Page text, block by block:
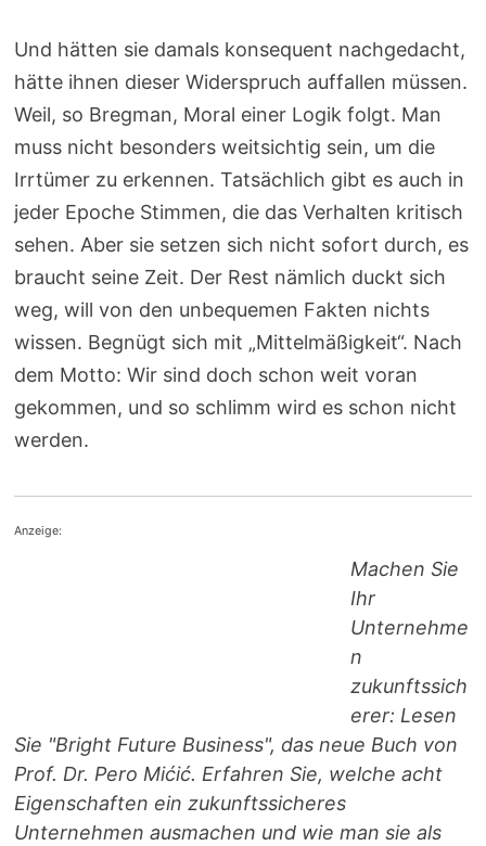
Und hätten sie damals konsequent nachgedacht,
hätte ihnen dieser Widerspruch auffallen müssen.
Weil, so Bregman, Moral einer Logik folgt. Man
muss nicht besonders weitsichtig sein, um die
Irrtümer zu erkennen. Tatsächlich gibt es auch in
jeder Epoche Stimmen, die das Verhalten kritisch
sehen. Aber sie setzen sich nicht sofort durch, es
braucht seine Zeit. Der Rest nämlich duckt sich
weg, will von den unbequemen Fakten nichts
wissen. Begnügt sich mit „Mittelmäßigkeit“. Nach
dem Motto: Wir sind doch schon weit voran
gekommen, und so schlimm wird es schon nicht
werden.
Anzeige:
Machen Sie
Ihr
Unternehme
n
zukunftssich
erer: Lesen
Sie "Bright Future Business", das neue Buch von
Prof. Dr. Pero Mićić. Erfahren Sie, welche acht
Eigenschaften ein zukunftssicheres
Unternehmen ausmachen und wie man sie als